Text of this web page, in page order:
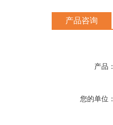
产品咨询
产品：
您的单位：